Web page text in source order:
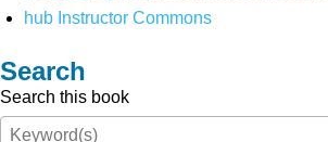
hub Instructor Commons
Search
Search this book